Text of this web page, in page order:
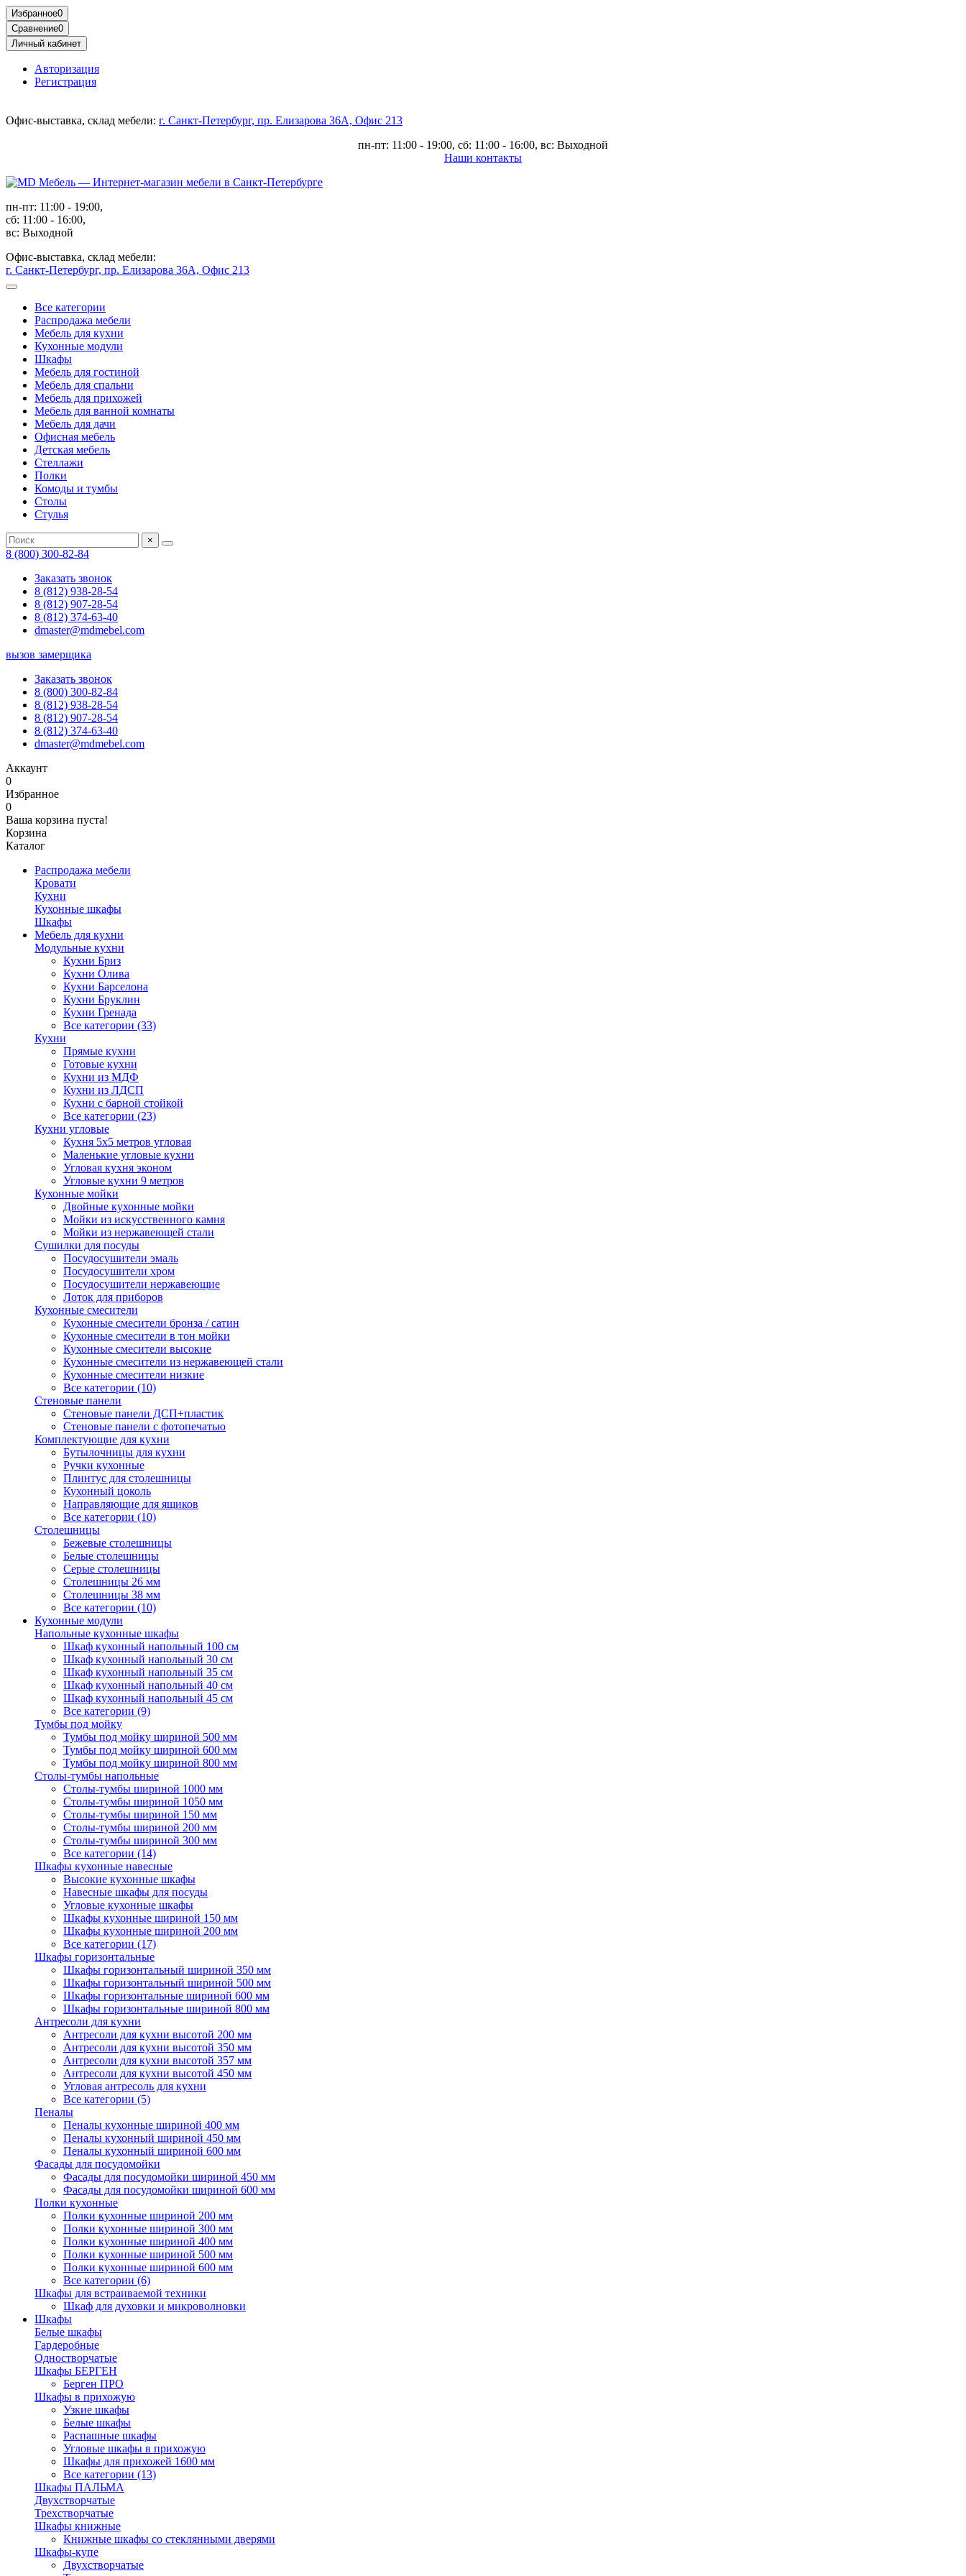
Избранное0
Сравнение0
Личный кабинет
Авторизация
Регистрация
Офис-выставка, склад мебели: г. Санкт-Петербург, пр. Елизарова 36А, Офис 213
пн-пт: 11:00 - 19:00, сб: 11:00 - 16:00, вс: Выходной
Наши контакты
пн-пт: 11:00 - 19:00,
сб: 11:00 - 16:00,
вс: Выходной
Офис-выставка, склад мебели:
г. Санкт-Петербург, пр. Елизарова 36А, Офис 213
Все категории
Распродажа мебели
Мебель для кухни
Кухонные модули
Шкафы
Мебель для гостиной
Мебель для спальни
Мебель для прихожей
Мебель для ванной комнаты
Мебель для дачи
Офисная мебель
Детская мебель
Стеллажи
Полки
Комоды и тумбы
Столы
Стулья
×
8 (800) 300-82-84
Заказать звонок
8 (812) 938-28-54
8 (812) 907-28-54
8 (812) 374-63-40
dmaster@mdmebel.com
вызов замерщика
Заказать звонок
8 (800) 300-82-84
8 (812) 938-28-54
8 (812) 907-28-54
8 (812) 374-63-40
dmaster@mdmebel.com
Аккаунт
0
Избранное
0
Ваша корзина пуста!
Корзина
Каталог
Распродажа мебели
Кровати
Кухни
Кухонные шкафы
Шкафы
Мебель для кухни
Модульные кухни
Кухни Бриз
Кухни Олива
Кухни Барселона
Кухни Бруклин
Кухни Гренада
Все категории (33)
Кухни
Прямые кухни
Готовые кухни
Кухни из МДФ
Кухни из ЛДСП
Кухни с барной стойкой
Все категории (23)
Кухни угловые
Кухня 5х5 метров угловая
Маленькие угловые кухни
Угловая кухня эконом
Угловые кухни 9 метров
Кухонные мойки
Двойные кухонные мойки
Мойки из искусственного камня
Мойки из нержавеющей стали
Сушилки для посуды
Посудосушители эмаль
Посудосушители хром
Посудосушители нержавеющие
Лоток для приборов
Кухонные смесители
Кухонные смесители бронза / сатин
Кухонные смесители в тон мойки
Кухонные смесители высокие
Кухонные смесители из нержавеющей стали
Кухонные смесители низкие
Все категории (10)
Стеновые панели
Стеновые панели ДСП+пластик
Стеновые панели с фотопечатью
Комплектующие для кухни
Бутылочницы для кухни
Ручки кухонные
Плинтус для столешницы
Кухонный цоколь
Направляющие для ящиков
Все категории (10)
Столешницы
Бежевые столешницы
Белые столешницы
Серые столешницы
Столешницы 26 мм
Столешницы 38 мм
Все категории (10)
Кухонные модули
Напольные кухонные шкафы
Шкаф кухонный напольный 100 см
Шкаф кухонный напольный 30 см
Шкаф кухонный напольный 35 см
Шкаф кухонный напольный 40 см
Шкаф кухонный напольный 45 см
Все категории (9)
Тумбы под мойку
Тумбы под мойку шириной 500 мм
Тумбы под мойку шириной 600 мм
Тумбы под мойку шириной 800 мм
Столы-тумбы напольные
Столы-тумбы шириной 1000 мм
Столы-тумбы шириной 1050 мм
Столы-тумбы шириной 150 мм
Столы-тумбы шириной 200 мм
Столы-тумбы шириной 300 мм
Все категории (14)
Шкафы кухонные навесные
Высокие кухонные шкафы
Навесные шкафы для посуды
Угловые кухонные шкафы
Шкафы кухонные шириной 150 мм
Шкафы кухонные шириной 200 мм
Все категории (17)
Шкафы горизонтальные
Шкафы горизонтальный шириной 350 мм
Шкафы горизонтальный шириной 500 мм
Шкафы горизонтальные шириной 600 мм
Шкафы горизонтальные шириной 800 мм
Антресоли для кухни
Антресоли для кухни высотой 200 мм
Антресоли для кухни высотой 350 мм
Антресоли для кухни высотой 357 мм
Антресоли для кухни высотой 450 мм
Угловая антресоль для кухни
Все категории (5)
Пеналы
Пеналы кухонные шириной 400 мм
Пеналы кухонный шириной 450 мм
Пеналы кухонный шириной 600 мм
Фасады для посудомойки
Фасады для посудомойки шириной 450 мм
Фасады для посудомойки шириной 600 мм
Полки кухонные
Полки кухонные шириной 200 мм
Полки кухонные шириной 300 мм
Полки кухонные шириной 400 мм
Полки кухонные шириной 500 мм
Полки кухонные шириной 600 мм
Все категории (6)
Шкафы для встраиваемой техники
Шкаф для духовки и микроволновки
Шкафы
Белые шкафы
Гардеробные
Одностворчатые
Шкафы БЕРГЕН
Берген ПРО
Шкафы в прихожую
Узкие шкафы
Белые шкафы
Распашные шкафы
Угловые шкафы в прихожую
Шкафы для прихожей 1600 мм
Все категории (13)
Шкафы ПАЛЬМА
Двухстворчатые
Трехстворчатые
Шкафы книжные
Книжные шкафы со стеклянными дверями
Шкафы-купе
Двухстворчатые